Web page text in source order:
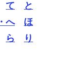
て
と
へ
ほ
ら
り